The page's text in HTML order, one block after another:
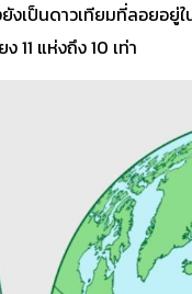
ป็นดาวเทียมที่ลอยอยู่ใ
11 แห่งถึง 10 เท่า